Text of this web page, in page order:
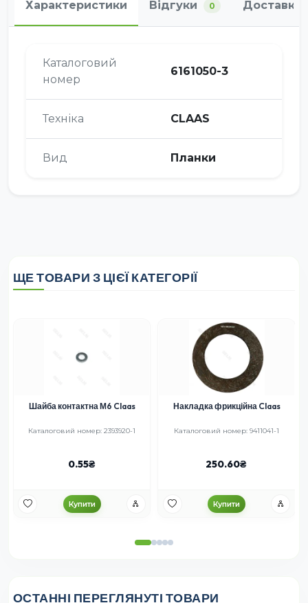
Характеристики Відгуки 0 Доставка
Каталоговий
номер
6161050-3
Техніка CLAAS
Вид Планки
ЩЕ ТОВАРИ З ЦІЄЇ КАТЕГОРІЇ
Шайба контактна М6 Claas
Каталоговий номер: 2393920-1
0.55
Купити
Накладка фрикційна Claas
Каталоговий номер: 9411041-1
250.60
Купити
ОСТАННІ ПЕРЕГЛЯНУТІ ТОВАРИ